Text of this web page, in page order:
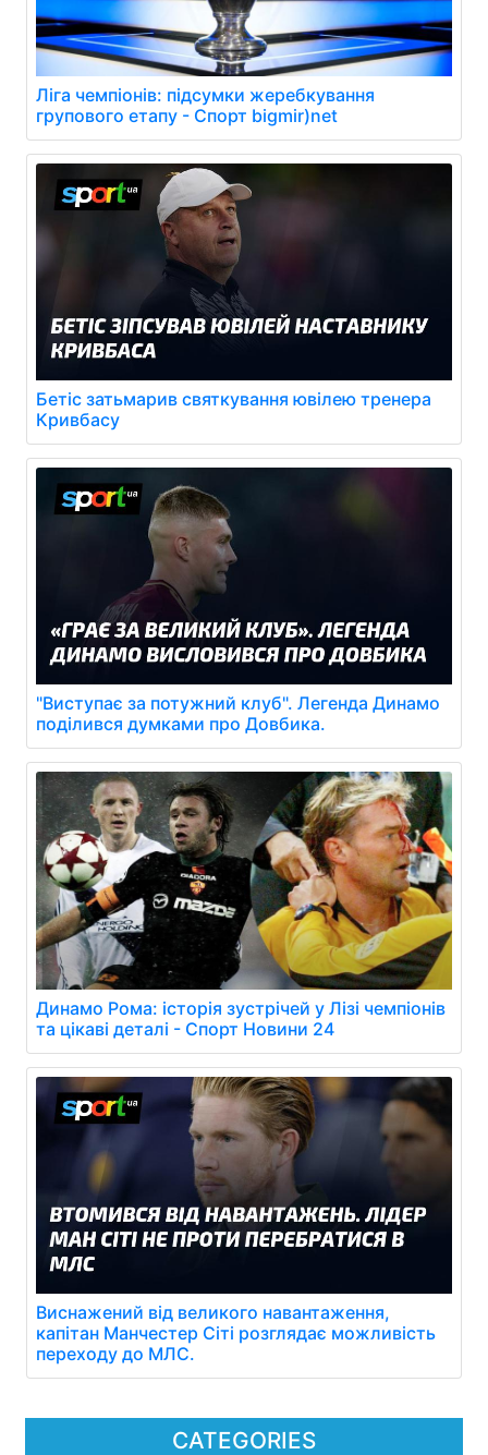
CATEGORIES
Ліга чемпіонів: підсумки жеребкування
групового етапу - Спорт bigmir)net
Бетіс затьмарив святкування ювілею тренера
Кривбасу
"Виступає за потужний клуб". Легенда Динамо
поділився думками про Довбика.
Динамо Рома: історія зустрічей у Лізі чемпіонів
та цікаві деталі - Спорт Новини 24
Виснажений від великого навантаження,
капітан Манчестер Сіті розглядає можливість
переходу до МЛС.